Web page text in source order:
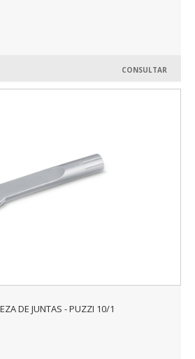
CONSULTAR
DE JUNTAS - PUZZI 10/1